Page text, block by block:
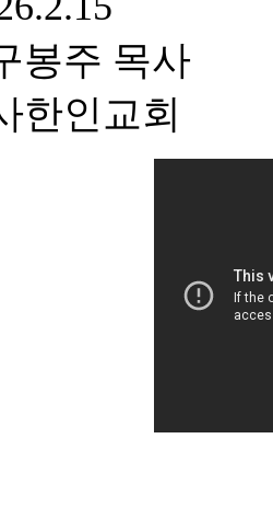
봉주 목사
한인교회